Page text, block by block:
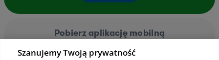
Pobierz aplikację mobilną
Szanujemy Twoją prywatność